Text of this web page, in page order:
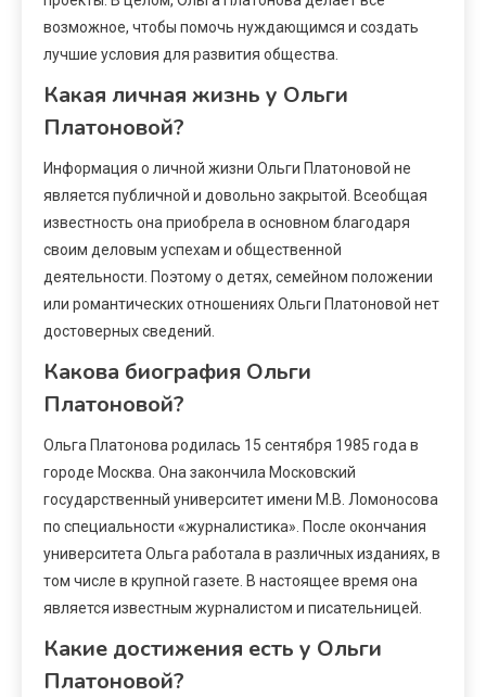
возможное, чтобы помочь нуждающимся и создать
лучшие условия для развития общества.
Какая личная жизнь у Ольги
Платоновой?
Информация о личной жизни Ольги Платоновой не
является публичной и довольно закрытой. Всеобщая
известность она приобрела в основном благодаря
своим деловым успехам и общественной
деятельности. Поэтому о детях, семейном положении
или романтических отношениях Ольги Платоновой нет
достоверных сведений.
Какова биография Ольги
Платоновой?
Ольга Платонова родилась 15 сентября 1985 года в
городе Москва. Она закончила Московский
государственный университет имени М.В. Ломоносова
по специальности «журналистика». После окончания
университета Ольга работала в различных изданиях, в
том числе в крупной газете. В настоящее время она
является известным журналистом и писательницей.
Какие достижения есть у Ольги
Платоновой?